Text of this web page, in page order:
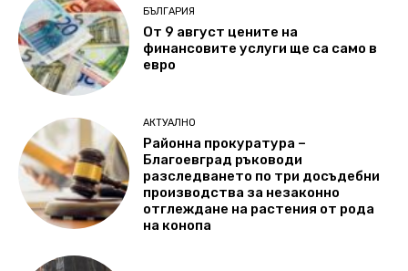
БЪЛГАРИЯ
От 9 август цените на
финансовите услуги ще са само в
евро
АКТУАЛНО
Районна прокуратура –
Благоевград ръководи
разследването по три досъдебни
производства за незаконно
отглеждане на растения от рода
на конопа